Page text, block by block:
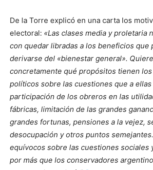
De la Torre explicó en una carta los
electoral: «Las clases media y proletaria
con quedar libradas a los beneficios que
derivarse del «bienestar general».
concretamente qué propósitos tienen
políticos sobre las cuestiones que a
participación de los obreros en las
fábricas, limitación de las grandes
grandes fortunas, pensiones a la vejez,
desocupación y otros puntos
equívocos sobre las cuestiones sociales
por más que los conservadores